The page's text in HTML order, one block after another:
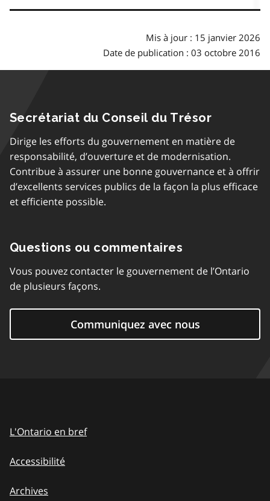
Mis à jour : 15 janvier 2026
Date de publication : 03 octobre 2016
Secrétariat du Conseil du Trésor
Dirige les efforts du gouvernement en matière de
responsabilité, d’ouverture et de modernisation.
Contribue à assurer une bonne gouvernance et à offrir
d’excellents services publics de la façon la plus efficace
et efficiente possible.
Questions ou commentaires
Vous pouvez contacter le gouvernement de l’Ontario
de plusieurs façons.
Communiquez avec nous
L'Ontario en bref
Accessibilité
Archives